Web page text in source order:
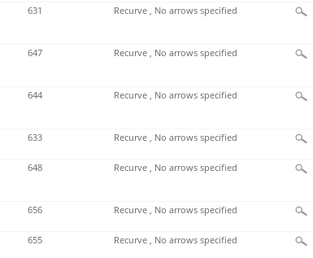
631 Recurve , No arrows specified
647 Recurve , No arrows specified
644 Recurve , No arrows specified
633 Recurve , No arrows specified
648 Recurve , No arrows specified
656 Recurve , No arrows specified
655 Recurve , No arrows specified